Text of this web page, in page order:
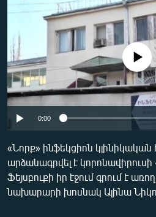
ՂԱՐԱԲԱՂ
ՊԱՏԵՐԱԶՄԻ 6 ՇԱԲԱԹՆԵՐԸ
ՏԱՐԱԾԱՇՐՋԱՆ
ՄԻՋԱԶԳԱՅԻՆ
ՄՇԱԿՈՒՅԹ
ՍՊՈՐՏ
ՏՏ ԵՒ ԻՆՏԵՐՆԵՏ
ԿՈՐՈՆԱՎԻՐՈՒՍ
No media source
0:00
«Նորք» ինֆեկցիոն
արձանագրվել է
Ֆեյսբուքի իր էջում գրում է
նախարարի խոսնակ Ալինա